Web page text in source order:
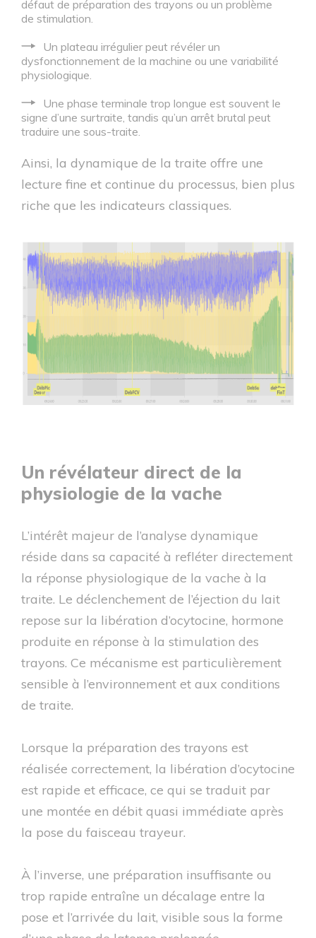
défaut de préparation des trayons ou un problème
de stimulation.
Un plateau irrégulier peut révéler un
dysfonctionnement de la machine ou une variabilité
physiologique.
Une phase terminale trop longue est souvent le
signe d’une surtraite, tandis qu’un arrêt brutal peut
traduire une sous-traite.
Ainsi, la dynamique de la traite offre une
lecture fine et continue du processus, bien plus
riche que les indicateurs classiques.
Un révélateur direct de la
physiologie de la vache
L’intérêt majeur de l’analyse dynamique
réside dans sa capacité à refléter directement
la réponse physiologique de la vache à la
traite. Le déclenchement de l’éjection du lait
repose sur la libération d’ocytocine, hormone
produite en réponse à la stimulation des
trayons. Ce mécanisme est particulièrement
sensible à l’environnement et aux conditions
de traite.
Lorsque la préparation des trayons est
réalisée correctement, la libération d’ocytocine
est rapide et efficace, ce qui se traduit par
une montée en débit quasi immédiate après
la pose du faisceau trayeur.
À l’inverse, une préparation insuffisante ou
trop rapide entraîne un décalage entre la
pose et l’arrivée du lait, visible sous la forme